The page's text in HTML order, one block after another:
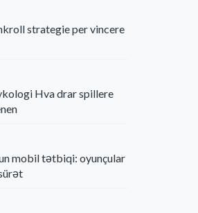
strategie per vincere
Hva drar spillere
mobil tətbiqi: oyunçular